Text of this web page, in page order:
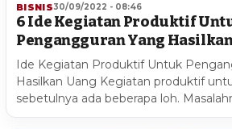
BISNIS30/09/2022 - 08:46
6 Ide Kegiatan Produktif
Pengangguran Yang
Ide Kegiatan Produktif Untuk
Hasilkan Uang Kegiatan produktif
sebetulnya ada beberapa loh.